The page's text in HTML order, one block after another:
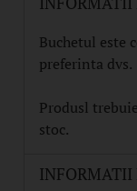
Buchetul este
preferinta dvs.
Produsl
stoc.
INFORMATII